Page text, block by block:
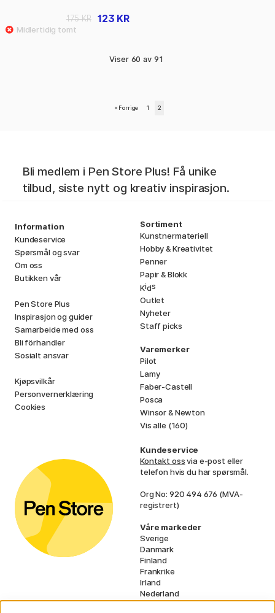
123 KR
175 KR
Viser 60 av 91
« Forrige 1 2
Bli medlem i Pen Store Plus! Få unike
tilbud, siste nytt og kreativ inspirasjon.
Information
Kundeservice
Spørsmål og svar
Om oss
Butikken vår
Pen Store Plus
Inspirasjon og guider
Samarbeide med oss
Bli förhandler
Sosialt ansvar
Kjøpsvilkår
Personvernerklæring
Cookies
Sortiment
Kunstnermateriell
Hobby & Kreativitet
Penner
Papir & Blokk
Kids
Outlet
Nyheter
Staff picks
Varemerker
Pilot
Lamy
Faber-Castell
Posca
Winsor & Newton
Vis alle (160)
Kundeservice
Kontakt ossvia e-post eller
telefon hvis du har spørsmål.
Org No: 920 494 676 (MVA-
registrert)
Våre markeder
Sverige
Danmark
Finland
Frankrike
Irland
Nederland
Tyskland